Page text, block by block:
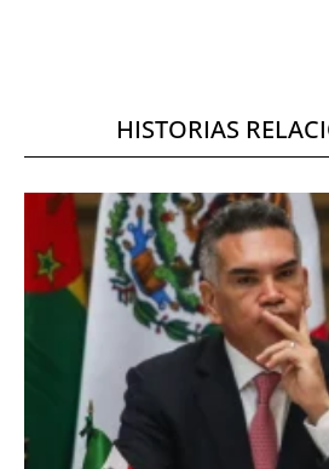
HISTORIAS